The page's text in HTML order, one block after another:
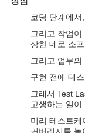
코딩 단계에서
그리고 작업
상한 데로 소
그리고 업무의
구현 전에 테
그래서 Test
고생하는 일이
미리 테스트케